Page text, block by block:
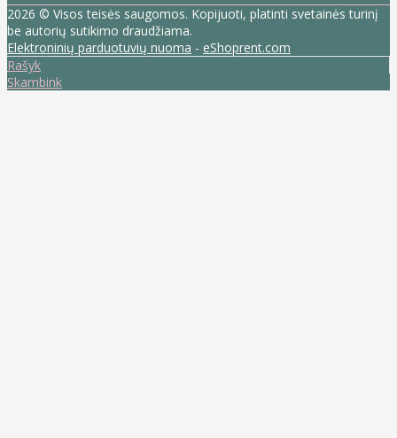
2026 © Visos teisės saugomos. Kopijuoti, platinti svetainės turinį
be autorių sutikimo draudžiama.
Elektroninių parduotuvių nuoma - eShoprent.com
Rašyk
Skambink